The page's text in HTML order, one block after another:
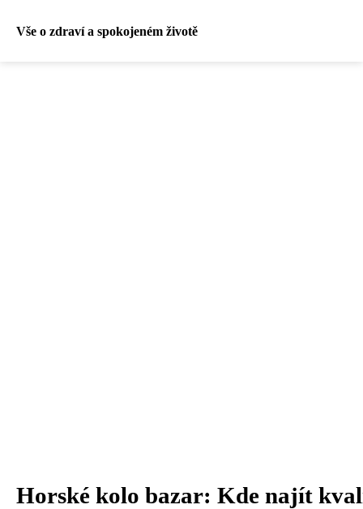
Vše o zdraví a spokojeném životě
Horské kolo bazar: Kde najít